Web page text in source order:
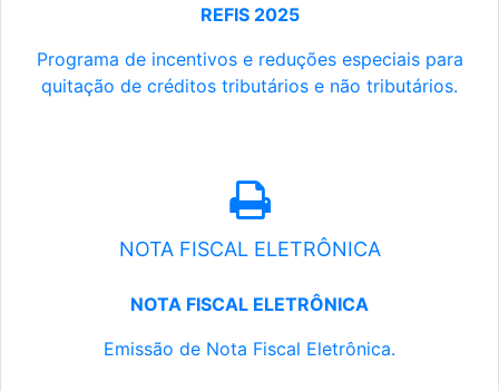
REFIS 2025
Programa de incentivos e reduções especiais para
quitação de créditos tributários e não tributários.
NOTA FISCAL ELETRÔNICA
NOTA FISCAL ELETRÔNICA
Emissão de Nota Fiscal Eletrônica.